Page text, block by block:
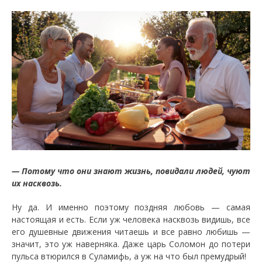
— Потому что они знают жизнь, повидали людей, чуют
их насквозь.
Ну да. И именно поэтому поздняя любовь — самая
настоящая и есть. Если уж человека насквозь видишь, все
его душевные движения читаешь и все равно любишь —
значит, это уж наверняка. Даже царь Соломон до потери
пульса втюрился в Суламифь, а уж на что был премудрый!